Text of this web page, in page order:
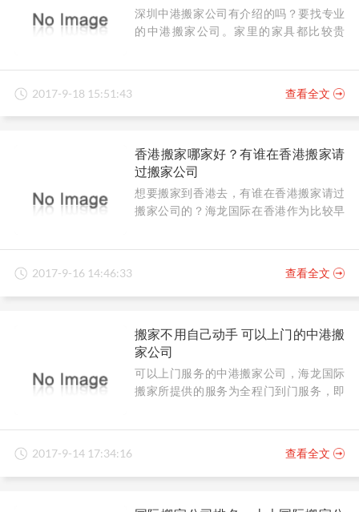
深圳中港搬家公司有介绍的吗？要找专业
的中港搬家公司。家里的家具都比较贵
旧物的深情程度，因此很多人要搬家都会
找家最专业的搬家公司。
2017-9-18 15:51:43 查看全文
香港搬家哪家好？有谁在香港搬家请
过搬家公司
想要搬家到香港去，有谁在香港搬家请过
搬家公司的？海龙国际在香港作为比较早
2017-9-16 14:46:33 查看全文
搬家不用自己动手 可以上门的中港搬
家公司
可以上门服务的中港搬家公司，海龙国际
搬家所提供的服务为全程门到门服务，即
2017-9-14 17:34:16
查看全文